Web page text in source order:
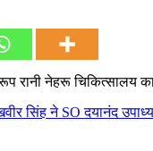
रानी नेहरू चिकित्सालय